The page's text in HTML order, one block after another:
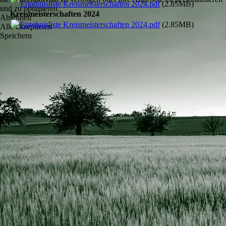
Ergebnisliste Kreismeisterschaften 2024.pdf(2.85MB)
Kreismeisterschaften 2024
Ergebnisliste Kreismeisterschaften 2024.pdf(2.85MB)
und zu optimieren.
Ablehnen
Alle akzeptieren
Speichern